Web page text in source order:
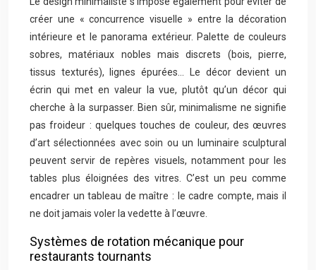
créer une « concurrence visuelle » entre la décoration
intérieure et le panorama extérieur. Palette de couleurs
sobres, matériaux nobles mais discrets (bois, pierre,
tissus texturés), lignes épurées… Le décor devient un
écrin qui met en valeur la vue, plutôt qu’un décor qui
cherche à la surpasser. Bien sûr, minimalisme ne signifie
pas froideur : quelques touches de couleur, des œuvres
d’art sélectionnées avec soin ou un luminaire sculptural
peuvent servir de repères visuels, notamment pour les
tables plus éloignées des vitres. C’est un peu comme
encadrer un tableau de maître : le cadre compte, mais il
ne doit jamais voler la vedette à l’œuvre.
Systèmes de rotation mécanique pour
restaurants tournants